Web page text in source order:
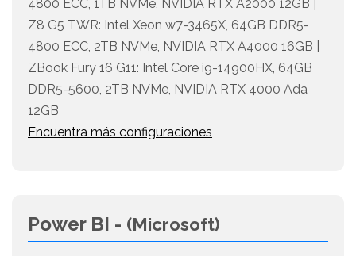
4800 ECC, 1TB NVMe, NVIDIA RTX A2000 12GB |
Z8 G5 TWR: Intel Xeon w7-3465X, 64GB DDR5-
4800 ECC, 2TB NVMe, NVIDIA RTX A4000 16GB |
ZBook Fury 16 G11: Intel Core i9-14900HX, 64GB
DDR5-5600, 2TB NVMe, NVIDIA RTX 4000 Ada
12GB
Encuentra más configuraciones
Power BI - (Microsoft)